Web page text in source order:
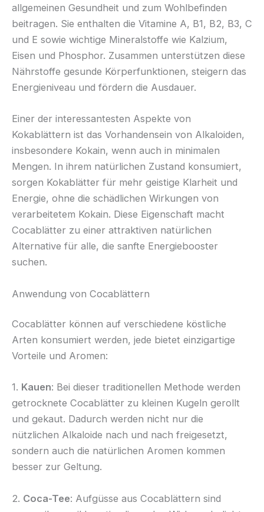
allgemeinen Gesundheit und zum Wohlbefinden
beitragen. Sie enthalten die Vitamine A, B1, B2, B3, C
und E sowie wichtige Mineralstoffe wie Kalzium,
Eisen und Phosphor. Zusammen unterstützen diese
Nährstoffe gesunde Körperfunktionen, steigern das
Energieniveau und fördern die Ausdauer.
Einer der interessantesten Aspekte von
Kokablättern ist das Vorhandensein von Alkaloiden,
insbesondere Kokain, wenn auch in minimalen
Mengen. In ihrem natürlichen Zustand konsumiert,
sorgen Kokablätter für mehr geistige Klarheit und
Energie, ohne die schädlichen Wirkungen von
verarbeitetem Kokain. Diese Eigenschaft macht
Cocablätter zu einer attraktiven natürlichen
Alternative für alle, die sanfte Energiebooster
suchen.
Anwendung von Cocablättern
Cocablätter können auf verschiedene köstliche
Arten konsumiert werden, jede bietet einzigartige
Vorteile und Aromen:
1. Kauen: Bei dieser traditionellen Methode werden
getrocknete Cocablätter zu kleinen Kugeln gerollt
und gekaut. Dadurch werden nicht nur die
nützlichen Alkaloide nach und nach freigesetzt,
sondern auch die natürlichen Aromen kommen
besser zur Geltung.
2. Coca-Tee: Aufgüsse aus Cocablättern sind